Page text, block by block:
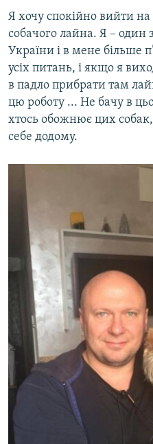
Я хочу спокійно вийти
собачого лайна. Я – один
України і в мене більше
усіх питань, і якщо я
в падло прибрати там
цю роботу ... Не бачу в
хтось обожнює цих
себе додому.